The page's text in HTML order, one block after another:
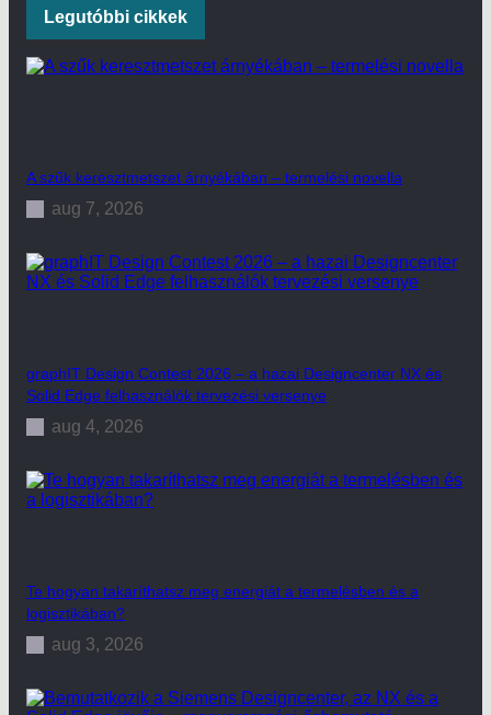
Legutóbbi cikkek
A szűk keresztmetszet árnyékában – termelési novella
aug 7, 2026
graphIT Design Contest 2026 – a hazai Designcenter NX és
Solid Edge felhasználók tervezési versenye
aug 4, 2026
Te hogyan takaríthatsz meg energiát a termelésben és a
logisztikában?
aug 3, 2026